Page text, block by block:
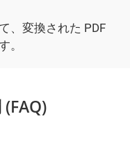
、変換された PDF
。